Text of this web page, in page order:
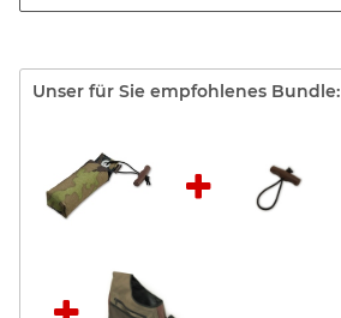
Unser für Sie empfohlenes Bundle: